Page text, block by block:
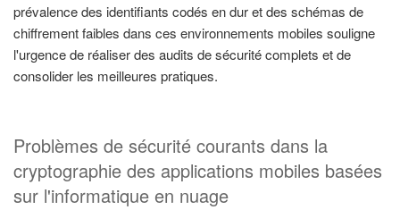
prévalence des identifiants codés en dur et des schémas de
chiffrement faibles dans ces environnements mobiles souligne
l'urgence de réaliser des audits de sécurité complets et de
consolider les meilleures pratiques.
Problèmes de sécurité courants dans la
cryptographie des applications mobiles basées
sur l'informatique en nuage